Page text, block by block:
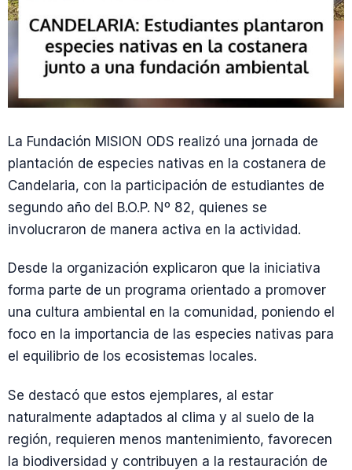
La Fundación MISION ODS realizó una jornada de
plantación de especies nativas en la costanera de
Candelaria, con la participación de estudiantes de
segundo año del B.O.P. Nº 82, quienes se
involucraron de manera activa en la actividad.
Desde la organización explicaron que la iniciativa
forma parte de un programa orientado a promover
una cultura ambiental en la comunidad, poniendo el
foco en la importancia de las especies nativas para
el equilibrio de los ecosistemas locales.
Se destacó que estos ejemplares, al estar
naturalmente adaptados al clima y al suelo de la
región, requieren menos mantenimiento, favorecen
la biodiversidad y contribuyen a la restauración de